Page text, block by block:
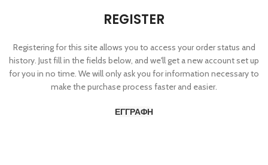
REGISTER
Registering for this site allows you to access your order status and
history. Just fill in the fields below, and we'll get a new account set up
for you in no time. We will only ask you for information necessary to
make the purchase process faster and easier.
ΕΓΓΡΑΦΉ